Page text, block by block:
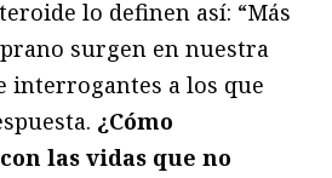
lo definen así: “Más
surgen en nuestra
interrogantes a los que
¿Cómo
las vidas que no